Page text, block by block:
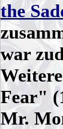
the
war
Fear"
Mr.